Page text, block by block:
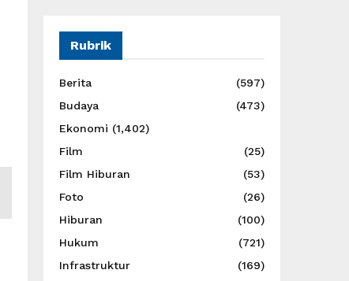
Rubrik
Berita
(597)
Budaya
(473)
Ekonomi (1,402)
Film
(25)
Film Hiburan
(53)
Foto
(26)
Hiburan
(100)
Hukum
(721)
Infrastruktur
(169)